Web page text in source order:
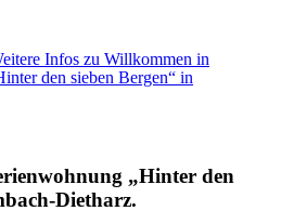
Infos zu Willkommen in
den sieben Bergen“ in
„Hinter den
Dietharz.